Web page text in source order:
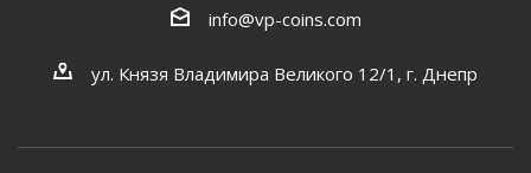
info@vp-coins.com
ул. Князя Владимира Великого 12/1, г. Днепр